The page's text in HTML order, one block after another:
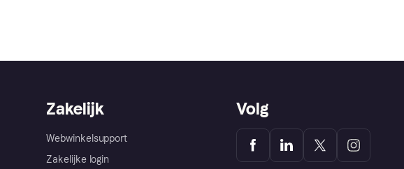
Zakelijk
Webwinkelsupport
Zakelijke login
Volg